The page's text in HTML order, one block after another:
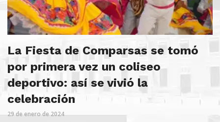
La Fiesta de Comparsas se tomó
por primera vez un coliseo
deportivo: así se vivió la
celebración
29 de enero de 2024